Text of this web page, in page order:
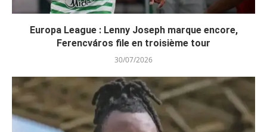
Europa League : Lenny Joseph marque encore,
Ferencváros file en troisième tour
30/07/2026